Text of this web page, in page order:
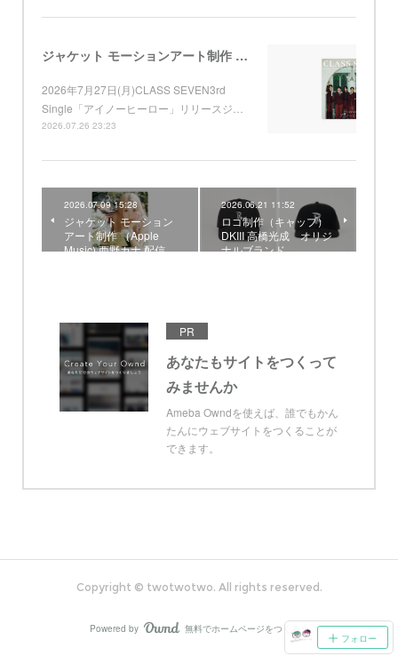
ジャケット モーションアート制作 （Apple Music) CLASS SEVEN 3rd Single「アイノーヒーロー」
2026年7月27日(月)CLASS SEVEN3rd
Single「アイノーヒーロー」リリースジ…
2026.07.26 23:23
2026.07.09 15:28
ジャケット モーション
アート制作 （Apple
Music) 西野カナ 配信…
2026.06.21 11:52
ロゴ制作（キャップ）
DKIII 高橋光成 オリジ
ナルブランド
PR
あなたもサイトをつくって
みませんか
Ameba Owndを使えば、誰でもかん
たんにウェブサイトをつくることが
できます。
フォロー
Copyright © twotwotwo. All rights reserved.
Powered by AmebaOwnd
無料でホームページをつくろう